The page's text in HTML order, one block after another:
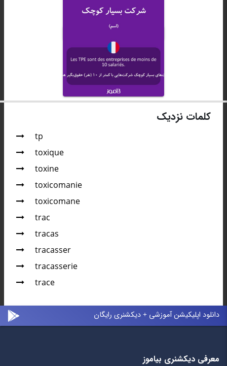
کلمات نزدیک
tp
toxique
toxine
toxicomanie
toxicomane
trac
tracas
tracasser
tracasserie
trace
دانلود اپلیکیشن آموزشی + دیکشنری رایگان
معرفی دیکشنری بیاموز